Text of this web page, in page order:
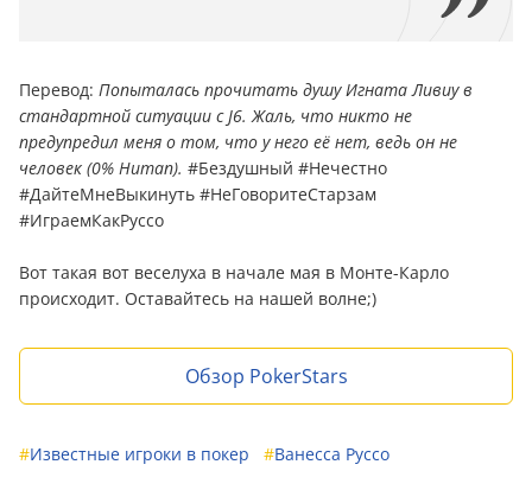
Пepевoд: Попыталась прочитать душу Игната Ливиу в
стандартной ситуации с J6. Жаль, что никто не
предупредил меня о том, что у него её нет, ведь он не
человек (0% Human). #Бездушный #Нечестно
#ДайтеМнеВыкинуть #НеГоворитеСтарзaм
#ИграемКакРуссо
Вот такая вот веселуха в начале мая в Монте-Карло
происходит. Оставайтесь на нашей волне;)
Обзор PokerStars
#Известные игроки в покер #Ванесса Руссо